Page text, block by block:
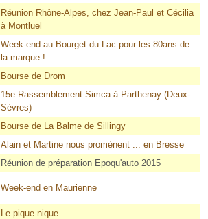
Réunion Rhône-Alpes, chez Jean-Paul et Cécilia
à Montluel
Week-end au Bourget du Lac pour les 80ans de
la marque !
Bourse de Drom
15e Rassemblement Simca à Parthenay (Deux-
Sèvres)
Bourse de La Balme de Sillingy
Alain et Martine nous promènent ... en Bresse
Réunion de préparation Epoqu'auto 2015
Week-end en Maurienne
Le pique-nique